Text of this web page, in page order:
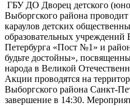
ГБУ ДО Дворец детского
Выборгского района
караулов детских
образовательных учреждений
Петербурга «Пост №1» и
будьте достойны»,
народа в Великой
Акции проводятся на
Выборгского района Санкт-
завершение в 14:30.